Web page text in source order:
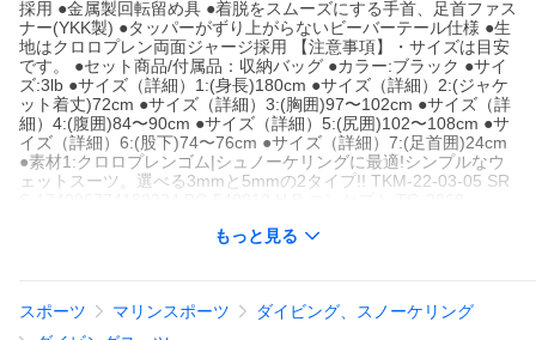
採用 ●金属製回転留め具 ●着脱をスムーズにする手首、足首ファス
ナー(YKK製) ●タッパーがずり上がらないビーバーテール仕様 ●生
地はクロロプレン両面ジャージ採用 【注意事項】・サイズは目安
です。 ●セット商品/付属品：収納バッグ ●カラー:ブラック ●サイ
ズ:3lb ●サイズ（詳細）1:(身長)180cm ●サイズ（詳細）2:(ジャケ
ット着丈)72cm ●サイズ（詳細）3:(胸囲)97〜102cm ●サイズ（詳
細）4:(腹囲)84〜90cm ●サイズ（詳細）5:(尻囲)102〜108cm ●サ
イズ（詳細）6:(股下)74〜76cm ●サイズ（詳細）7:(足首囲)24cm
●素材1:クロロプレンゴム|シュノーケリングに最適!シンプルなウ
ェットスーツ。選べる3mmと5mmの2タイプ!! TKM-22-03-05 SR
●展示品の為、商品・パッケージにご利用に差し支えない程度のキ
●パッケージ・保証書の無い商品もございます。
●別注文との同梱・内容変更・キャンセル・返品・交換不可
もっと見る
スポーツ マリンスポーツ
ダイビング、スノーケリング